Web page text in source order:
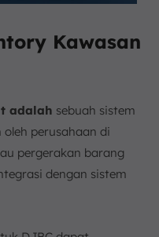
Kawasan
adalah sebuah sistem
perusahaan di
pergerakan barang
dengan sistem